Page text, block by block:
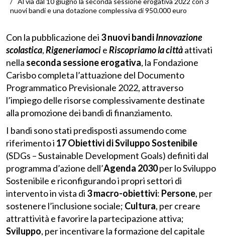
nuovi bandi e una dotazione complessiva di 950.000 euro
Con la pubblicazione dei 3nuovi bandiInnovazione
scolastica,RigeneriamocieRiscopriamo la cittàattivati
nella seconda sessione erogativa, la Fondazione
Carisbo completa l’attuazione del Documento
Programmatico Previsionale 2022, attraverso
l’impiego delle risorse complessivamente destinate
alla promozione dei bandi di finanziamento.
I bandi sono stati predisposti assumendo come
riferimento i 17 Obiettivi di Sviluppo Sostenibile
(SDGs – Sustainable Development Goals) definiti dal
programma d’azione dell’Agenda 2030per lo Sviluppo
Sostenibile e riconfigurando i propri settori di
intervento in vista di 3 macro-obiettivi: Persone, per
sostenere l’inclusione sociale; Cultura, per creare
attrattività e favorire la partecipazione attiva;
Sviluppo, per incentivare la formazione del capitale